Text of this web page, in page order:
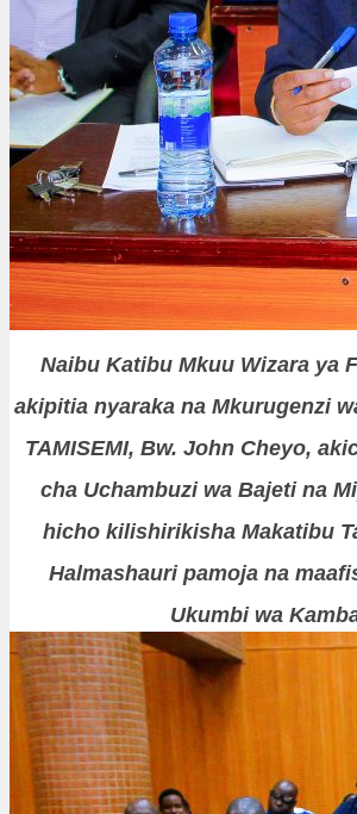
Naibu Katibu Mkuu Wizara ya
akipitia nyaraka na Mkurugenzi
TAMISEMI, Bw. John Cheyo,
cha Uchambuzi wa Bajeti na
hicho kilishirikisha Makatibu
Halmashauri pamoja na
Ukumbi wa